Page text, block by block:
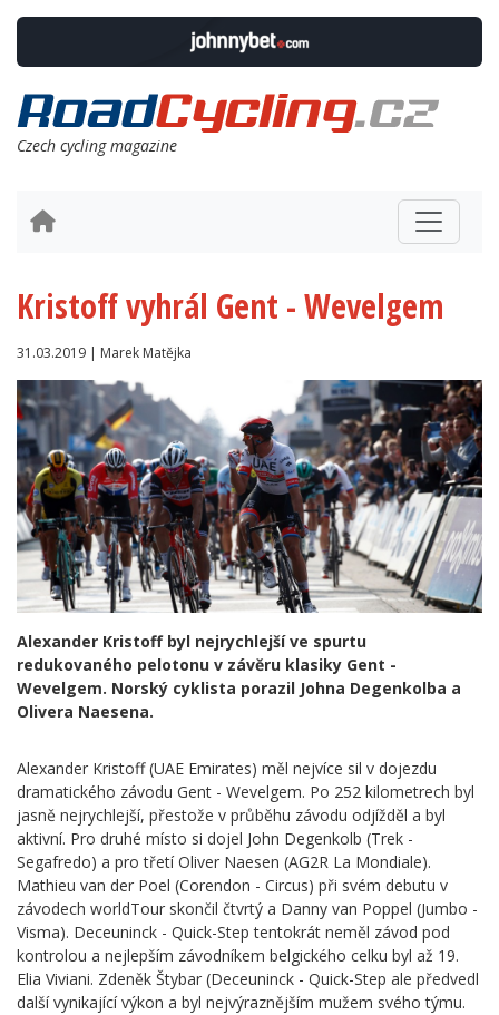
Czech cycling magazine
Kristoff vyhrál Gent - Wevelgem
31.03.2019 | Marek Matějka
Alexander Kristoff byl nejrychlejší ve spurtu
redukovaného pelotonu v závěru klasiky Gent -
Wevelgem. Norský cyklista porazil Johna Degenkolba a
Olivera Naesena.
Alexander Kristoff (UAE Emirates) měl nejvíce sil v dojezdu
dramatického závodu Gent - Wevelgem. Po 252 kilometrech byl
jasně nejrychlejší, přestože v průběhu závodu odjížděl a byl
aktivní. Pro druhé místo si dojel John Degenkolb (Trek -
Segafredo) a pro třetí Oliver Naesen (AG2R La Mondiale).
Mathieu van der Poel (Corendon - Circus) při svém debutu v
závodech worldTour skončil čtvrtý a Danny van Poppel (Jumbo -
Visma). Deceuninck - Quick-Step tentokrát neměl závod pod
kontrolou a nejlepším závodníkem belgického celku byl až 19.
Elia Viviani. Zdeněk Štybar (Deceuninck - Quick-Step ale předvedl
další vynikající výkon a byl nejvýraznějším mužem svého týmu.